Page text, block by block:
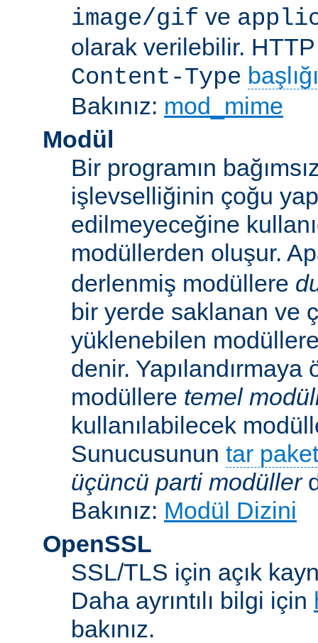
image/gif ve
olarak verilebilir.
Content-Type
Bakınız: mod_mime
Modül
Bir programın
işlevselliğinin çoğu
edilmeyeceğine
modüllerden oluşur.
derlenmiş modüllere
bir yerde saklanan ve
yüklenebilen
denir. Yapılandırmaya
modüllere temel
kullanılabilecek
Sunucusunun tar
üçüncü parti modüller
Bakınız: Modül Dizini
OpenSSL
SSL/TLS için açık
Daha ayrıntılı bilgi için
bakınız.